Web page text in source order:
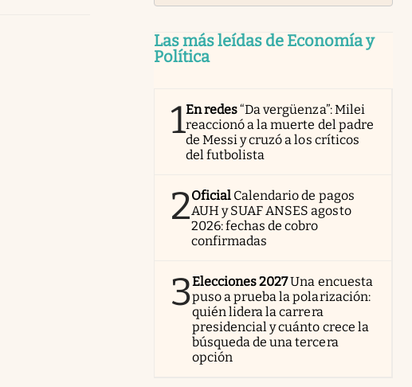
Las más leídas de Economía y
Política
1En redes“Da vergüenza”: Milei
reaccionó a la muerte del padre
de Messi y cruzó a los críticos
del futbolista
2Oficial Calendario de pagos
AUH y SUAF ANSES agosto
2026: fechas de cobro
confirmadas
3Elecciones 2027Una encuesta
puso a prueba la polarización:
quién lidera la carrera
presidencial y cuánto crece la
búsqueda de una tercera
opción